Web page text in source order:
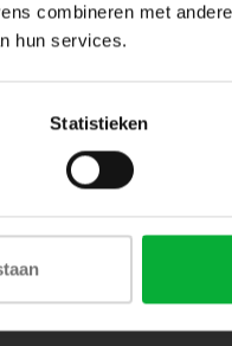
combineren met
hun services.
Statistieken